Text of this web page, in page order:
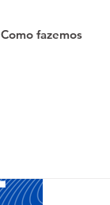
Como fazemos